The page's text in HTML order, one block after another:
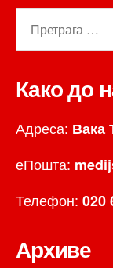
Како до
Адреса: Вака
еПошта:
Телефон: 020
Архиве